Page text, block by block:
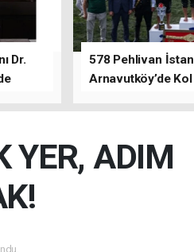
Dr.
578 Pehlivan
Arnavutköy’de Kol
YER, ADIM